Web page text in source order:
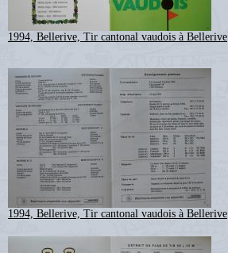
1994, Bellerive, Tir cantonal vaudois à Bellerive
1994, Bellerive, Tir cantonal vaudois à Bellerive